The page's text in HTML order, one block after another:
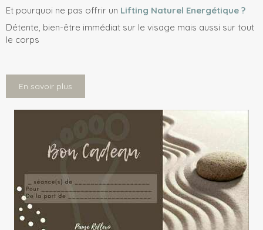
Et pourquoi ne pas offrir un Lifting Naturel Energétique ?
Détente, bien-être immédiat sur le visage mais aussi sur tout
le corps
En savoir plus